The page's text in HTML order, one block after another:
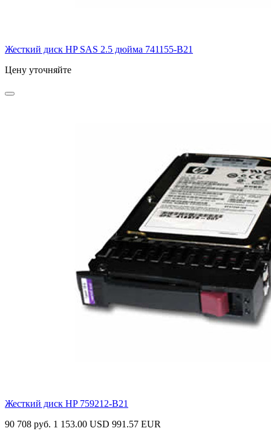
Жесткий диск HP SAS 2.5 дюйма 741155-B21
Цену уточняйте
Жесткий диск HP 759212-B21
90 708 руб. 1 153.00 USD 991.57 EUR